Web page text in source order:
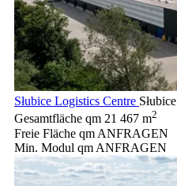
Słubice Logistics Centre Słubice
Gesamtfläche qm 21 467 m2
Freie Fläche qm ANFRAGEN
Min. Modul qm ANFRAGEN